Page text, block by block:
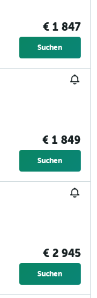
€ 1 847
Suchen
€ 1 849
Suchen
€ 2 945
Suchen